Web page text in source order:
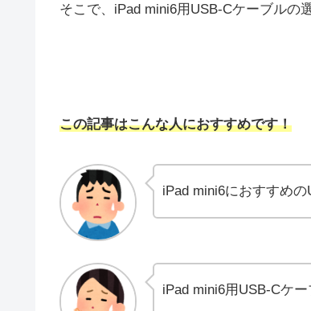
そこで、iPad mini6用USB-Cケーブルの
この記事はこんな人におすすめです！
iPad mini6におすすめ
iPad mini6用USB-Cケ